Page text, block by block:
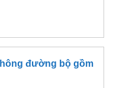
đường bộ gồm